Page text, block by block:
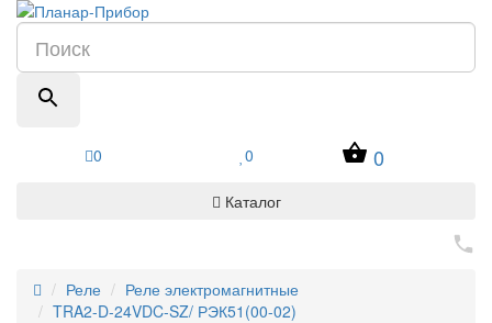
0 0 0
Каталог
Реле
Реле электромагнитные
TRA2-D-24VDC-SZ/ РЭК51(00-02)